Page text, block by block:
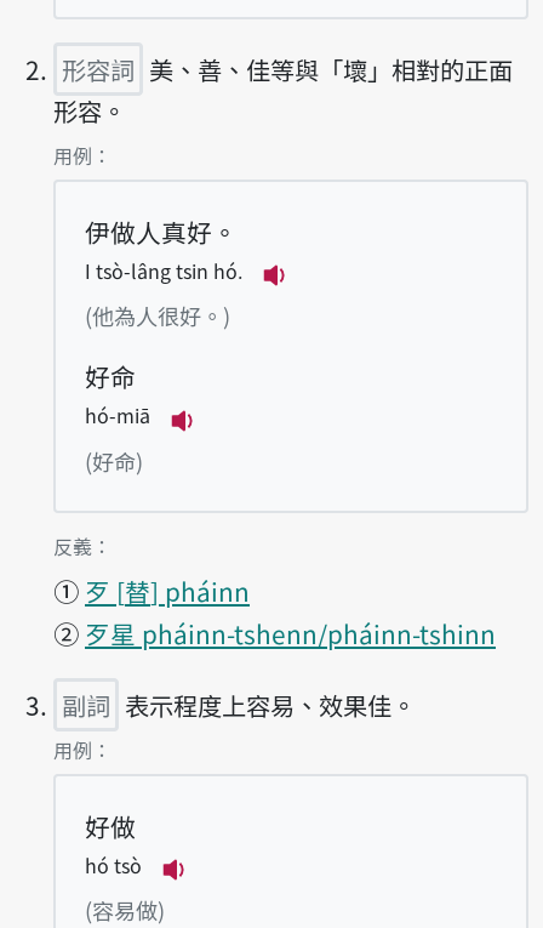
形容詞 美、善、佳等與「壞」相對的正面
形容。
第2項釋義的
用例：
伊做人真好。
I tsò-lâng tsin hó.
(他為人很好。)
好命
hó-miā
(好命)
第2項釋義的
反義：
① 歹 替 pháinn
② 歹星 pháinn-tshenn/pháinn-tshinn
副詞 表示程度上容易、效果佳。
第3項釋義的
用例：
好做
hó tsò
(容易做)